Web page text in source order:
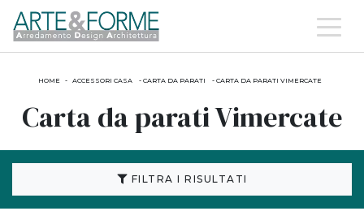
HOME - ACCESSORI CASA - CARTA DA PARATI - CARTA DA PARATI VIMERCATE
Carta da parati Vimercate
FILTRA I RISULTATI